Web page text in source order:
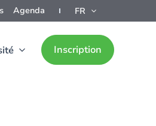
Agenda FR
Inscription